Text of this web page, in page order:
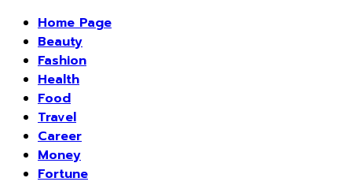
Home Page
Beauty
Fashion
Health
Food
Travel
Career
Money
Fortune